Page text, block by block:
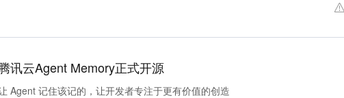
腾讯云Agent Memory正式开源
Agent 记住该记的，让开发者专注于更有价值的创造